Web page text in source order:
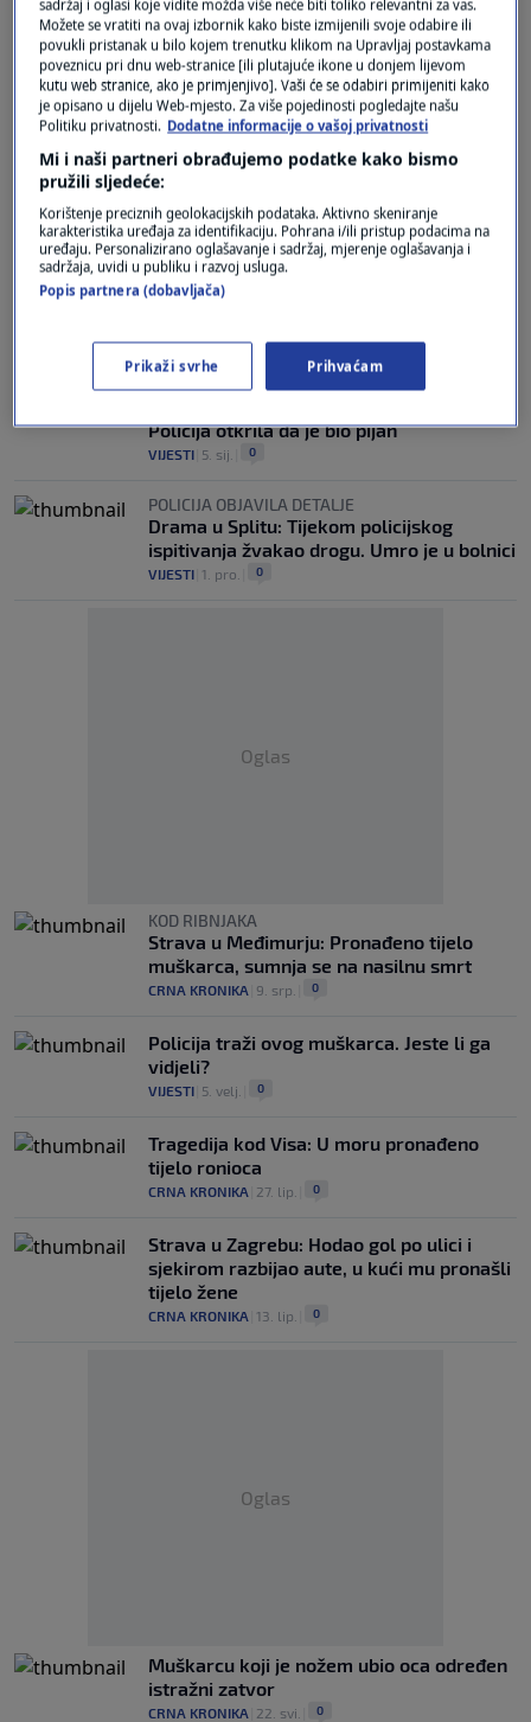
Znanstvenici otkrili kako izgleda savršeno
muško tijelo, ali žene se ne slažu
LIFESTYLE|21. ožu.| 0
OBJAVILI APEL
FOTO / Prepoznajete li ga? Policija traži
ISTRAŽIVANJE U TIJEKU
Policija otkrila da je bio pijan
VIJESTI 5. sij. 0
POLICIJA OBJAVILA DETALJE
Drama u Splitu: Tijekom policijskog
ispitivanja žvakao drogu. Umro je u bolnici
VIJESTI 1. pro. 0
Oglas
KOD RIBNJAKA
Strava u Međimurju: Pronađeno tijelo
muškarca, sumnja se na nasilnu smrt
CRNA KRONIKA 9. srp. 0
Policija traži ovog muškarca. Jeste li ga
vidjeli?
VIJESTI 5. velj. 0
Tragedija kod Visa: U moru pronađeno
tijelo ronioca
CRNA KRONIKA 27. lip. 0
Strava u Zagrebu: Hodao gol po ulici i
sjekirom razbijao aute, u kući mu pronašli
tijelo žene
CRNA KRONIKA 13. lip. 0
Oglas
Muškarcu koji je nožem ubio oca određen
istražni zatvor
CRNA KRONIKA 22. svi. 0
sadržaj i oglasi koje vidite možda više neće biti toliko relevantni za vas.
Možete se vratiti na ovaj izbornik kako biste izmijenili svoje odabire ili
povukli pristanak u bilo kojem trenutku klikom na Upravljaj postavkama
poveznicu pri dnu web-stranice [ili plutajuće ikone u donjem lijevom
kutu web stranice, ako je primjenjivo]. Vaši će se odabiri primijeniti kako
je opisano u dijelu Web-mjesto. Za više pojedinosti pogledajte našu
Politiku privatnosti. Dodatne informacije o vašoj privatnosti
Mi i naši partneri obrađujemo podatke kako bismo
pružili sljedeće:
Korištenje preciznih geolokacijskih podataka. Aktivno skeniranje
karakteristika uređaja za identifikaciju. Pohrana i/ili pristup podacima na
uređaju. Personalizirano oglašavanje i sadržaj, mjerenje oglašavanja i
sadržaja, uvidi u publiku i razvoj usluga.
Popis partnera (dobavljača)
Prikaži svrhe Prihvaćam